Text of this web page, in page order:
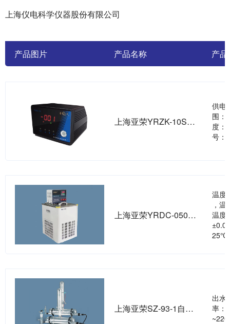
上海仪电科学仪器股份有限公司
产品图片 产品名称 产
上海亚荣YRZK-10S真空控制器
供电
围：
度：
号：
上海亚荣YRDC-0506低温恒温槽
温度
，
温度
25℃
上海亚荣SZ-93-1自动双重纯水蒸馏器
出水
率：